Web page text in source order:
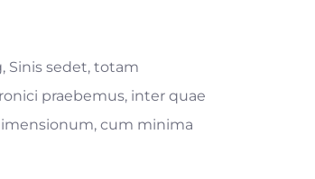
Sinis sedet, totam
praebemus, inter quae
cum minima